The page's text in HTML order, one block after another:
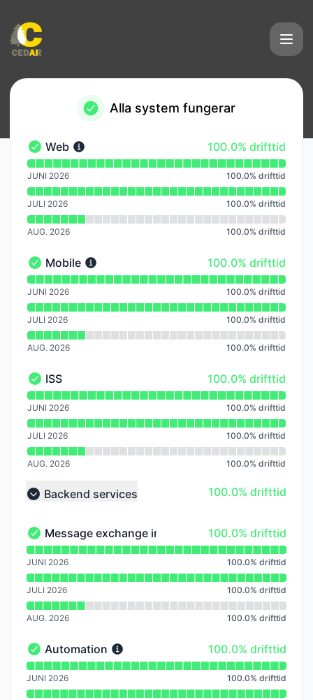
Alla system fungerar
Web - I drift
Web 100% - drifttid
100.0% drifttid
Läs diagram över drifttid för Web
JUNI 2026 100.0% drifttid
JULI 2026 100.0% drifttid
AUG. 2026 100.0% drifttid
Mobile - I drift
Mobile 100% - drifttid
100.0% drifttid
Läs diagram över drifttid för Mobile
JUNI 2026 100.0% drifttid
JULI 2026 100.0% drifttid
AUG. 2026 100.0% drifttid
ISS - I drift
ISS 100% - drifttid
100.0% drifttid
Läs diagram över drifttid för ISS
JUNI 2026 100.0% drifttid
JULI 2026 100.0% drifttid
AUG. 2026 100.0% drifttid
Collapse group
Backend services 100% - drifttid
100.0% drifttid
Message exchange including EDI, AEI, Train II, etc. - I
Message exchange including EDI, AEI, Train II, etc.
100% - drifttid
100.0% drifttid
Läs diagram över drifttid för Message exchange
JUNI 2026 100.0% drifttid
JULI 2026 100.0% drifttid
AUG. 2026 100.0% drifttid
Automation - I drift
Automation 100% - drifttid
100.0% drifttid
Läs diagram över drifttid för Automation
JUNI 2026 100.0% drifttid